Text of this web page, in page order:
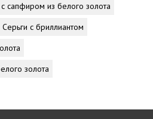
сапфиром из белого золота
Серьги с бриллиантом
золота